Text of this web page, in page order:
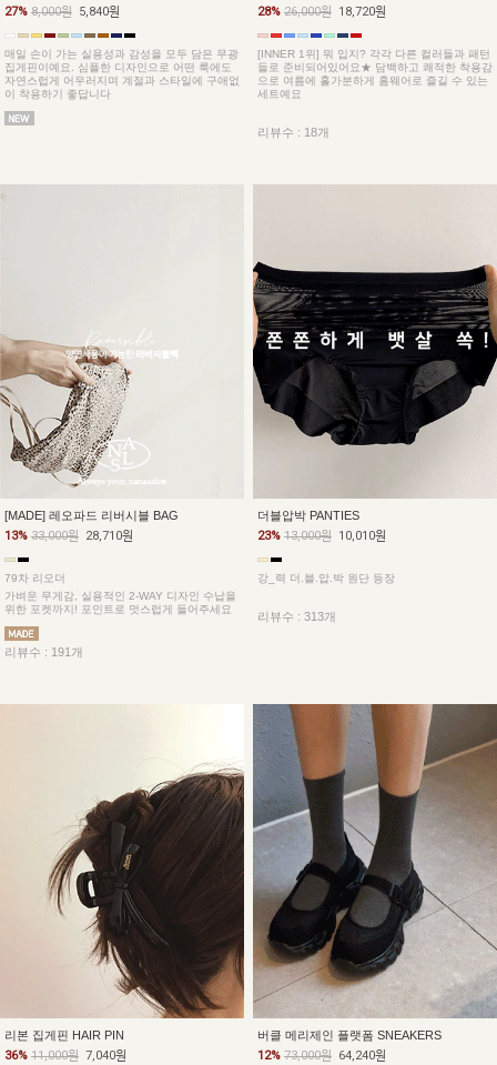
27% 8,000원 5,840원
매일 손이 가는 실용성과 감성을 모두 담은 무광
집게핀이예요. 심플한 디자인으로 어떤 룩에도
자연스럽게 어우러지며 계절과 스타일에 구애없
이 착용하기 좋답니다
28% 26,000원 18,720원
[INNER 1위] 뭐 입지? 각각 다른 컬러들과 패턴
들로 준비되어있어요★ 담백하고 쾌적한 착용감
으로 여름에 홀가분하게 홈웨어로 즐길 수 있는
세트예요
리뷰수 : 18개
[MADE] 레오파드 리버시블 BAG
13% 33,000원 28,710원
79차 리오더
가벼운 무게감, 실용적인 2-WAY 디자인 수납을
위한 포켓까지! 포인트로 멋스럽게 들어주세요
리뷰수 : 191개
더블압박 PANTIES
23% 13,000원 10,010원
강_력 더.블.압.박 원단 등장
리뷰수 : 313개
리본 집게핀 HAIR PIN
36% 11,000원 7,040원
버클 메리제인 플랫폼 SNEAKERS
12% 73,000원 64,240원